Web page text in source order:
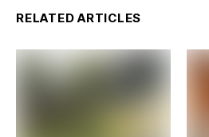
RELATED ARTICLES